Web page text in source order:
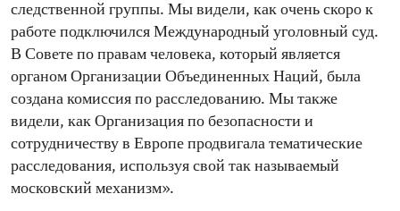
следственной группы. Мы видели, как очень скоро к
работе подключился Международный уголовный суд.
В Совете по правам человека, который является
органом Организации Объединенных Наций, была
создана комиссия по расследованию. Мы также
видели, как Организация по безопасности и
сотрудничеству в Европе продвигала тематические
расследования, используя свой так называемый
московский механизм».